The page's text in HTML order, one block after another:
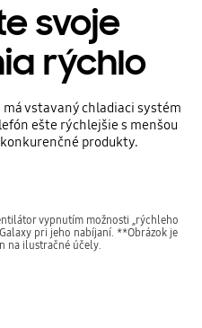
svoje
rýchlo
vstavaný chladiaci systém
ešte rýchlejšie s menšou
produkty.
vypnutím možnosti „rýchleho
pri jeho nabíjaní. **Obrázok je
na ilustračné účely.